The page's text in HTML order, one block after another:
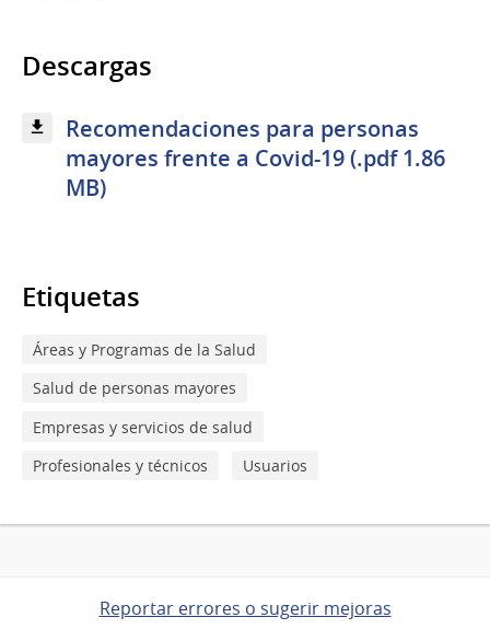
Descargas
Recomendaciones para personas
mayores frente a Covid-19 (.pdf 1.86
MB)
Etiquetas
Áreas y Programas de la Salud
Salud de personas mayores
Empresas y servicios de salud
Profesionales y técnicos
Usuarios
Reportar errores o sugerir mejoras